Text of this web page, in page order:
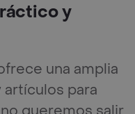
y
una amplia
para